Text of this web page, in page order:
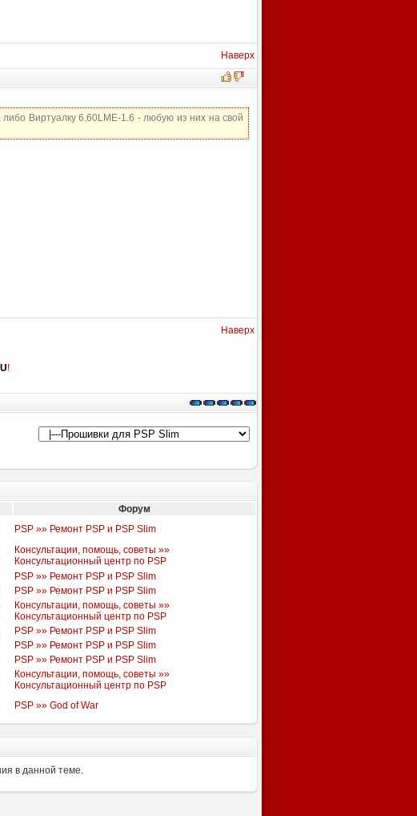
Наверх
Виртуалку 6.60LME-1.6 - любую из них на свой
Наверх
!
Форум
PSP »» Ремонт PSP и PSP Slim
Консультации, помощь, советы »»
Консультационный центр по PSP
PSP »» Ремонт PSP и PSP Slim
PSP »» Ремонт PSP и PSP Slim
Консультации, помощь, советы »»
Консультационный центр по PSP
PSP »» Ремонт PSP и PSP Slim
PSP »» Ремонт PSP и PSP Slim
PSP »» Ремонт PSP и PSP Slim
Консультации, помощь, советы »»
Консультационный центр по PSP
PSP »» God of War
в данной теме.